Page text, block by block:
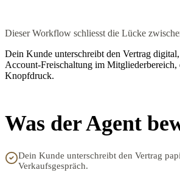
Dieser Workflow schliesst die Lücke
Dein Kunde unterschreibt den Vertrag
Account-Freischaltung im
Knopfdruck.
Was der Agent
Dein Kunde unterschreibt den Vertrag
Verkaufsgespräch.